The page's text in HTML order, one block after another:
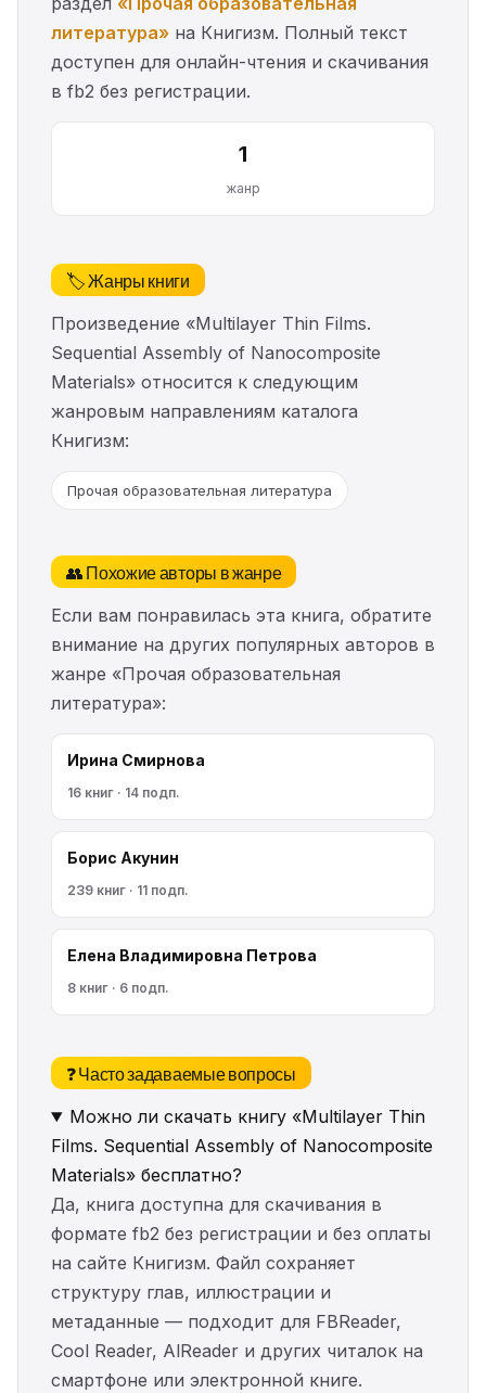
литература» на Книгизм. Полный текст
доступен для онлайн-чтения и скачивания
в fb2 без регистрации.
1
жанр
🏷️ Жанры книги
Произведение «Multilayer Thin Films.
Sequential Assembly of Nanocomposite
Materials» относится к следующим
жанровым направлениям каталога
Книгизм:
Прочая образовательная литература
👥 Похожие авторы в жанре
Если вам понравилась эта книга, обратите
внимание на других популярных авторов в
жанре «Прочая образовательная
литература»:
Ирина Смирнова
16 книг · 14 подп.
Борис Акунин
239 книг · 11 подп.
Елена Владимировна Петрова
8 книг · 6 подп.
❓ Часто задаваемые вопросы
Можно ли скачать книгу «Multilayer Thin
Films. Sequential Assembly of Nanocomposite
Materials» бесплатно?
Да, книга доступна для скачивания в
формате fb2 без регистрации и без оплаты
на сайте Книгизм. Файл сохраняет
структуру глав, иллюстрации и
метаданные — подходит для FBReader,
Cool Reader, AlReader и других читалок на
смартфоне или электронной книге.